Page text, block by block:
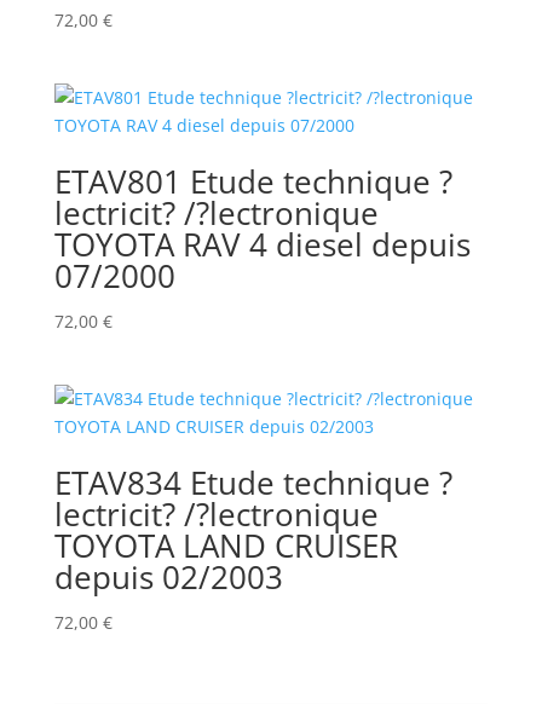
72,00 €
ETAV801 Etude technique ?
lectricit? /?lectronique
TOYOTA RAV 4 diesel depuis
07/2000
72,00 €
ETAV834 Etude technique ?
lectricit? /?lectronique
TOYOTA LAND CRUISER
depuis 02/2003
72,00 €